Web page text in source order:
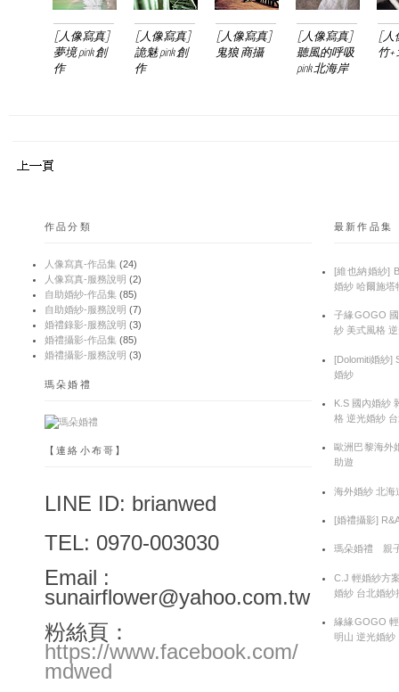
[人像寫真]
夢境 pink 創
作
[人像寫真]
詭魅 pink 創
作
[人像寫真]
鬼狼 商攝
[人像寫真]
聽風的呼吸
pink 北海岸
[人
竹+
作品分類
人像寫真-作品集 (24)
人像寫真-服務說明 (2)
自助婚紗-作品集 (85)
自助婚紗-服務說明 (7)
婚禮錄影-服務說明 (3)
婚禮攝影-作品集 (85)
婚禮攝影-服務說明 (3)
瑪朵婚禮
【連絡小布哥】
LINE ID: brianwed
TEL: 0970-003030
Email :
sunairflower@yahoo.com.tw
粉絲頁：
https://www.facebook.com/
mdwed
最新作品集
[維也納婚紗]
婚紗 哈爾施塔
子緣GOGO
紗 美式風格
[Dolomiti婚紗]
婚紗
K.S 國內婚紗
格 逆光婚紗
歐洲巴黎海外
助遊
海外婚紗 北海
[婚禮攝影]
瑪朵婚禮 親
C.J 輕婚紗方
婚紗 台北婚紗
緣緣GOGO
明山 逆光婚紗